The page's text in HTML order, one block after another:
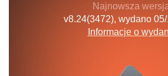
Najnowsza
v8.24(3472), wydano
Informacje o